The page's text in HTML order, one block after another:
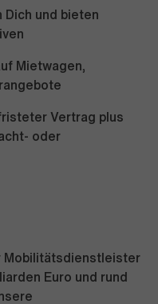
Dich und bieten
Mietwagen,
Vertrag plus
oder
Mobilitätsdienstleister
Euro und rund